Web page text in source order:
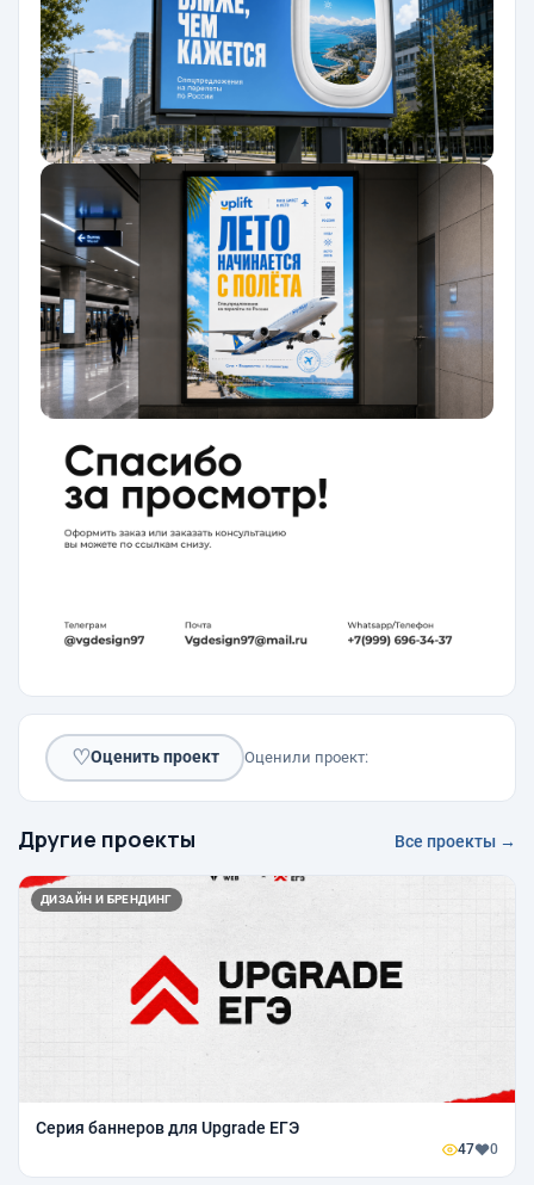
♡Оценить проект Оценили проект:
Другие проекты Все проекты →
ДИЗАЙН И БРЕНДИНГ
Серия баннеров для Upgrade ЕГЭ
47 0